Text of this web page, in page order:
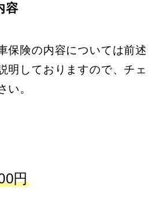
容
保険の内容については前述
明しておりますので、チェ
い。
円